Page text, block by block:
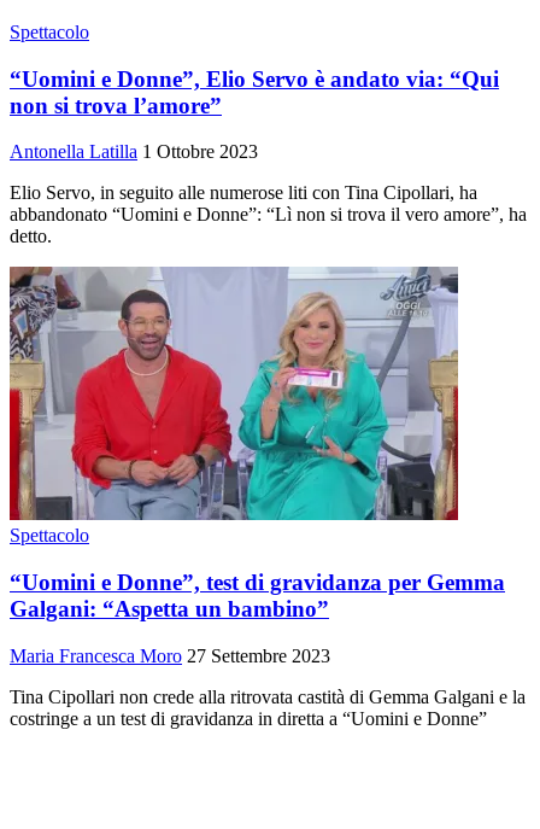
Spettacolo
“Uomini e Donne”, Elio Servo è andato via: “Qui
non si trova l’amore”
Antonella Latilla 1 Ottobre 2023
Elio Servo, in seguito alle numerose liti con Tina Cipollari, ha
abbandonato “Uomini e Donne”: “Lì non si trova il vero amore”, ha
detto.
Spettacolo
“Uomini e Donne”, test di gravidanza per Gemma
Galgani: “Aspetta un bambino”
Maria Francesca Moro 27 Settembre 2023
Tina Cipollari non crede alla ritrovata castità di Gemma Galgani e la
costringe a un test di gravidanza in diretta a “Uomini e Donne”